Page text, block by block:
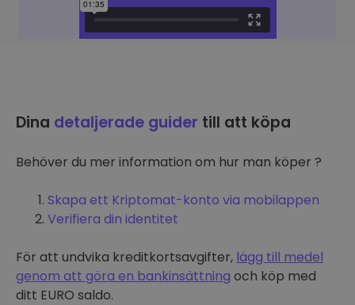
Dina detaljerade guider till att köpa
Behöver du mer information om hur man köper ?
Skapa ett Kriptomat-konto via mobilappen
Verifiera din identitet
För att undvika kreditkortsavgifter, lägg till medel
genom att göra en bankinsättning och köp med
ditt EURO saldo.